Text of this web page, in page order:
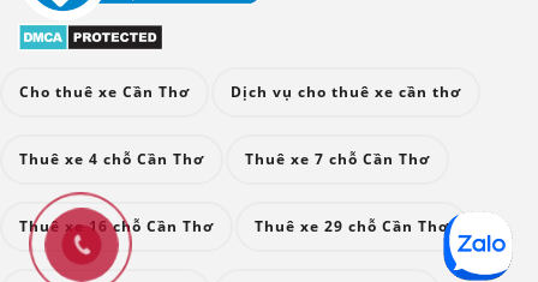
Cho thuê xe Cần Thơ Dịch vụ cho thuê xe cần thơ
Thuê xe 4 chỗ Cần Thơ Thuê xe 7 chỗ Cần Thơ
Thuê xe 16 chỗ Cần Thơ Thuê xe 29 chỗ Cần Thơ